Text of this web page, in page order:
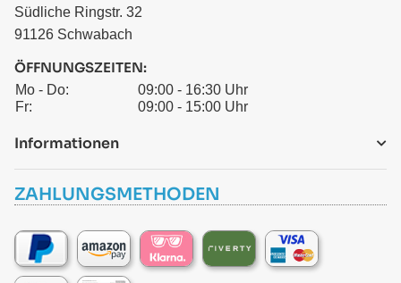
Südliche Ringstr. 32
91126 Schwabach
ÖFFNUNGSZEITEN:
Mo - Do:
09:00 - 16:30 Uhr
Fr:
09:00 - 15:00 Uhr
Informationen
ZAHLUNGSMETHODEN